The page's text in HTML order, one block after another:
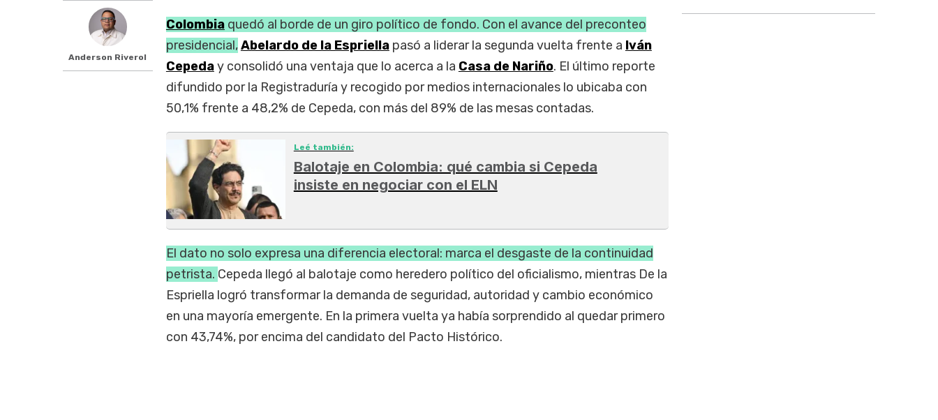
Anderson Riverol
Colombiaquedó al borde de un giro político de fondo. Con el avance del preconteo
presidencial,Abelardo de la Espriellapasó a liderar la segunda vuelta frente a Iván
Cepeday consolidó una ventaja que lo acerca a la Casa de Nariño. El último reporte
difundido por la Registraduría y recogido por medios internacionales lo ubicaba con
50,1% frente a 48,2% de Cepeda, con más del 89% de las mesas contadas.
Leé también:
Balotaje en Colombia: qué cambia si Cepeda
insiste en negociar con el ELN
El dato no solo expresa una diferencia electoral: marca el desgaste de la continuidad
petrista. Cepeda llegó al balotaje como heredero político del oficialismo, mientras De la
Espriella logró transformar la demanda de seguridad, autoridad y cambio económico
en una mayoría emergente. En la primera vuelta ya había sorprendido al quedar primero
con 43,74%, por encima del candidato del Pacto Histórico.